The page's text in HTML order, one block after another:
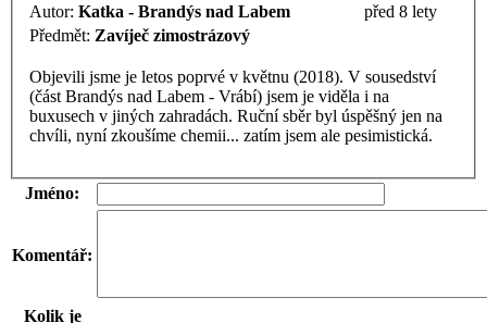
Autor: Katka - Brandýs nad Labem
před 8 lety
Předmět: Zavíječ zimostrázový
Objevili jsme je letos poprvé v květnu (2018). V sousedství
(část Brandýs nad Labem - Vrábí) jsem je viděla i na
buxusech v jiných zahradách. Ruční sběr byl úspěšný jen na
chvíli, nyní zkoušíme chemii... zatím jsem ale pesimistická.
Jméno:
Komentář:
Kolik je